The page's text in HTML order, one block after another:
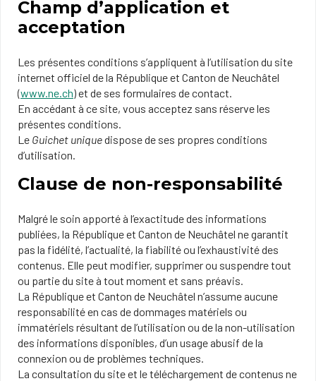
Champ d’application et
acceptation
Les présentes conditions s’appliquent à l’utilisation du site
internet officiel de la République et Canton de Neuchâtel
(www.ne.ch) et de ses formulaires de contact.
En accédant à ce site, vous acceptez sans réserve les
présentes conditions.
Le Guichet uniquedispose de ses propres conditions
d’utilisation.
Clause de non-responsabilité
Malgré le soin apporté à l’exactitude des informations
publiées, la République et Canton de Neuchâtel ne garantit
pas la fidélité, l’actualité, la fiabilité ou l’exhaustivité des
contenus. Elle peut modifier, supprimer ou suspendre tout
ou partie du site à tout moment et sans préavis.
La République et Canton de Neuchâtel n’assume aucune
responsabilité en cas de dommages matériels ou
immatériels résultant de l’utilisation ou de la non-utilisation
des informations disponibles, d’un usage abusif de la
connexion ou de problèmes techniques.
La consultation du site et le téléchargement de contenus ne